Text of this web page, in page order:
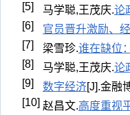
[5]
马学聪,王茂庆.论
[6]
官员晋升激励、
[7]
梁雪珍.谁在缺位
[8]
马学聪,王茂庆.论
[9]
数字经济[J].金融
[10] 赵昌文.高度重视